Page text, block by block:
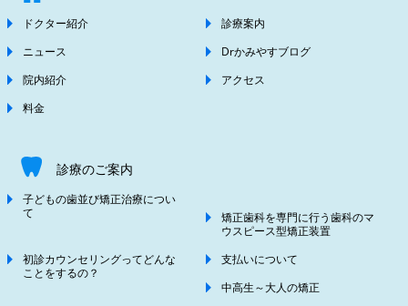
ドクター紹介
診療案内
ニュース
Drかみやすブログ
院内紹介
アクセス
料金
診療のご案内
子どもの歯並び矯正治療につい
て
矯正歯科を専門に行う歯科のマ
ウスピース型矯正装置
初診カウンセリングってどんな
ことをするの？
支払いについて
中高生～大人の矯正